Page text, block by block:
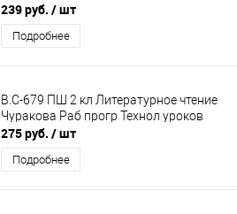
239 руб. / шт
Подробнее
В.С-679 ПШ 2 кл Литературное чтение
Чуракова Раб прогр Технол уроков
275 руб. / шт
Подробнее